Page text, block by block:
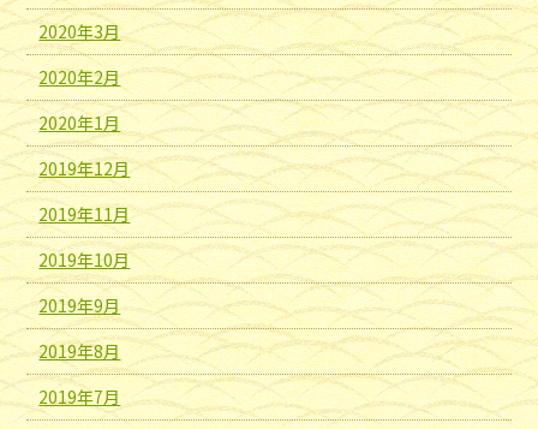
2020年3月
2020年2月
2020年1月
2019年12月
2019年11月
2019年10月
2019年9月
2019年8月
2019年7月